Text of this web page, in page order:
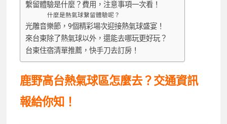
繫留體驗是什麼？費用，注意事項一次看！
什麼是熱氣球繫留體驗呢？
光雕音樂節，9個精彩場次迎接熱氣球盛宴！
來台東除了熱氣球以外，還能去哪玩更好玩？
台東住宿清單推薦，快手刀去訂房！
鹿野高台熱氣球區怎麼去？交通資訊
報給你知！